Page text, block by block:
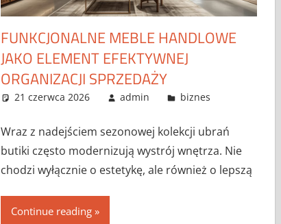
FUNKCJONALNE MEBLE HANDLOWE
JAKO ELEMENT EFEKTYWNEJ
ORGANIZACJI SPRZEDAŻY
21 czerwca 2026 admin biznes
Wraz z nadejściem sezonowej kolekcji ubrań
butiki często modernizują wystrój wnętrza. Nie
chodzi wyłącznie o estetykę, ale również o lepszą
Continue reading